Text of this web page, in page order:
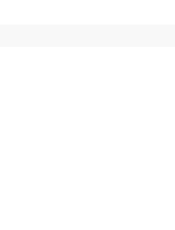
く訪問します。
ブチ、サバトラ、縞
に乗ってくる、猫の